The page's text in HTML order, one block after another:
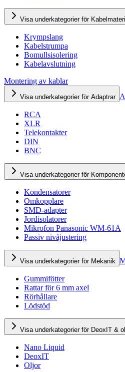
Visa underkategorier för
Krympslang
Kabelstrumpa
Bomullsisolering
Kabelavslutning
Montering av kablar
Visa underkategorier för Adaptrar
RCA
XLR
Telekontakter
DIN
BNC
Visa underkategorier för
Kondensatorer
Omkopplare
SMD-adapter
Jordisolatorer
Mikrofon Panasonic WM-61A
Passiv nivåjustering
Visa underkategorier för Mekanik
Gummifötter
Rattar för 6 mm axel
Rörhållare
Lödstöd
Visa underkategorier för DeoxIT &
Nano Liquid
DeoxIT
Oljor